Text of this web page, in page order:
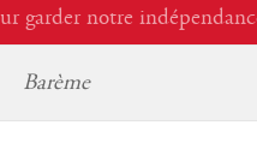
garder notre
Barème